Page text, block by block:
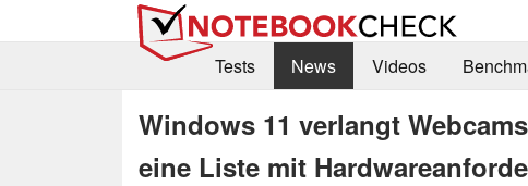
Tests
News Videos
Windows 11 verlangt
eine Liste mit